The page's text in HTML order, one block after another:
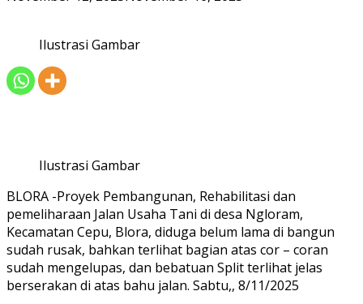
Ilustrasi Gambar
Ilustrasi Gambar
BLORA -Proyek Pembangunan, Rehabilitasi dan
pemeliharaan Jalan Usaha Tani di desa Ngloram,
Kecamatan Cepu, Blora, diduga belum lama di bangun
sudah rusak, bahkan terlihat bagian atas cor – coran
sudah mengelupas, dan bebatuan Split terlihat jelas
berserakan di atas bahu jalan. Sabtu,, 8/11/2025